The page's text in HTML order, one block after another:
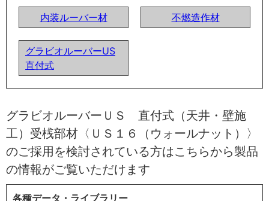
内装ルーバー材
不燃造作材
グラビオルーバーUS
直付式
グラビオルーバーＵＳ 直付式（天井・壁施
工）受桟部材〈ＵＳ１６（ウォールナット）〉
のご採用を検討されている方はこちらから製品
の情報がご覧いただけます
各種データ・ライブラリー